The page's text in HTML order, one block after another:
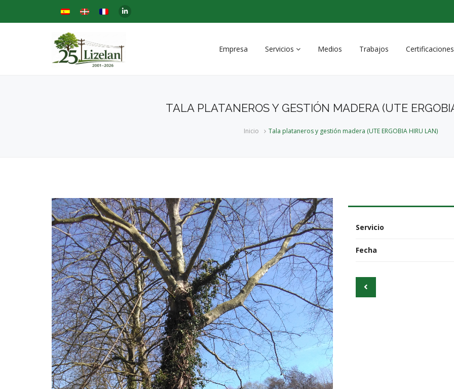
Empresa Servicios
Obras y mantenimiento
Medios Trabajos Certificaciones
TALA PLATANEROS Y GESTIÓN MADERA (UTE
Inicio Tala plataneros y gestión madera (UTE ERGOBIA HIRU LAN)
Servicio
Fecha